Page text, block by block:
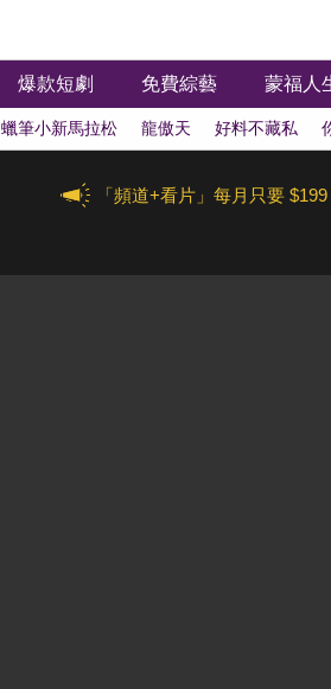
爆款短劇 免費綜藝 蒙福人
蠟筆小新馬拉松 龍傲天 好料不藏私
「頻道+看片」每月只要 $199